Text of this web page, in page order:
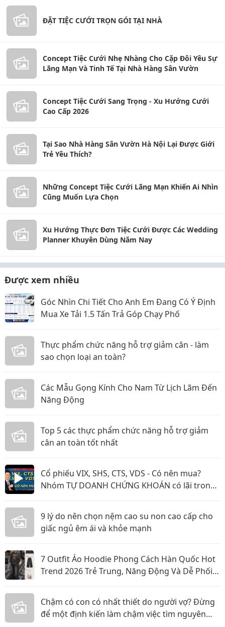
ĐẶT TIỆC CƯỚI TRỌN GÓI TẠI NHÀ
Concept Tiệc Cưới Nhẹ Nhàng Cho Cặp Đôi Yêu Sự
Lãng Mạn Và Tinh Tế Tại Nhà Hàng Sân Vườn
Concept Tiệc Cưới Sang Trọng - Xu Hướng Cưới
Cao Cấp 2026
Tại Sao Nhà Hàng Sân Vườn Hà Nội Lại Được Giới
Trẻ Yêu Thích?
Những Concept Tiệc Cưới Lãng Mạn Khiến Ai Nhìn
Cũng Muốn Lựa Chọn
Xu Hướng Thực Đơn Tiệc Cưới Được Các Wedding
Planner Khuyên Dùng Năm Nay
Được xem nhiều
Góc Nhìn Chi Tiết Cho Anh Em Đang Có Ý Định
Mua Xe Tải 1.5 Tấn Trả Góp Chạy Phố
Thực phẩm chức năng hỗ trợ giảm cân - làm
sao chọn loại an toàn?
Các Mẫu Gọng Kính Cho Nam Từ Lịch Lãm Đến
Năng Động
Top 5 các thực phẩm chức năng hỗ trợ giảm
cân an toàn tốt nhất
Cổ phiếu VIX, SHS, CTS, VDS - Có nên mua?
Nhóm TỰ DOANH CHỨNG KHOÁN có lãi trong
9 lý do nên chọn nệm cao su non cao cấp cho
giấc ngủ êm ái và khỏe mạnh
7 Outfit Áo Hoodie Phong Cách Hàn Quốc Hot
Trend 2026 Trẻ Trung, Năng Động Và Dễ Phối
Chậm có con có nhất thiết do người vợ? Đừng
để một định kiến làm chậm việc tìm nguyên